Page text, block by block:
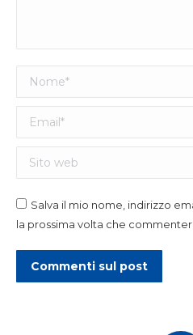
Nome *
Email *
Sito web
Salva il mio nome, indirizzo
la prossima volta che
Commenti sul post